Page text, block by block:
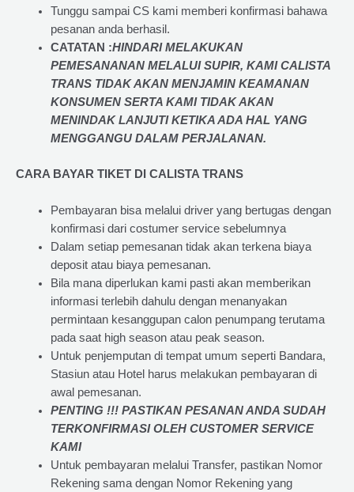
Tunggu sampai CS kami memberi konfirmasi bahawa
pesanan anda berhasil.
CATATAN :HINDARI MELAKUKAN
PEMESANANAN MELALUI SUPIR, KAMICALISTA
TRANSTIDAK AKAN MENJAMINKEAMANAN
KONSUMEN SERTA KAMI TIDAK AKAN
MENINDAK LANJUTI KETIKA ADA HAL YANG
MENGGANGU DALAM PERJALANAN.
CARA BAYAR TIKET DI CALISTA TRANS
Pembayaran bisa melalui driver yang bertugas dengan
konfirmasi dari costumer service sebelumnya
Dalam setiap pemesanan tidak akan terkena biaya
deposit atau biaya pemesanan.
Bila mana diperlukan kami pasti akan memberikan
informasi terlebih dahulu dengan menanyakan
permintaan kesanggupan calon penumpang terutama
pada saat high season atau peak season.
Untuk penjemputan di tempat umum seperti Bandara,
Stasiun atau Hotel harus melakukan pembayaran di
awal pemesanan.
PENTING !!! PASTIKAN PESANAN ANDA SUDAH
TERKONFIRMASI OLEH CUSTOMER SERVICE
KAMI
Untuk pembayaran melalui Transfer, pastikan Nomor
Rekening sama dengan Nomor Rekening yang